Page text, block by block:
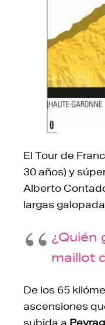
El Tour de
30 años) y
Alberto
largas
¿Quién
maillot
De los 65
ascensiones